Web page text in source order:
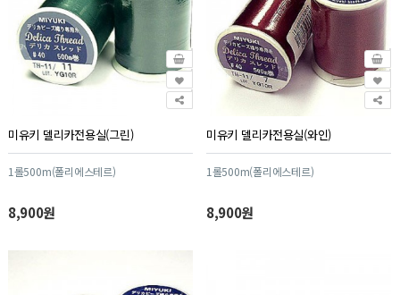
미유키 델리카전용실(그린)
1롤500m(폴리에스테르)
8,900원
미유키 델리카전용실(와인)
1롤500m(폴리에스테르)
8,900원